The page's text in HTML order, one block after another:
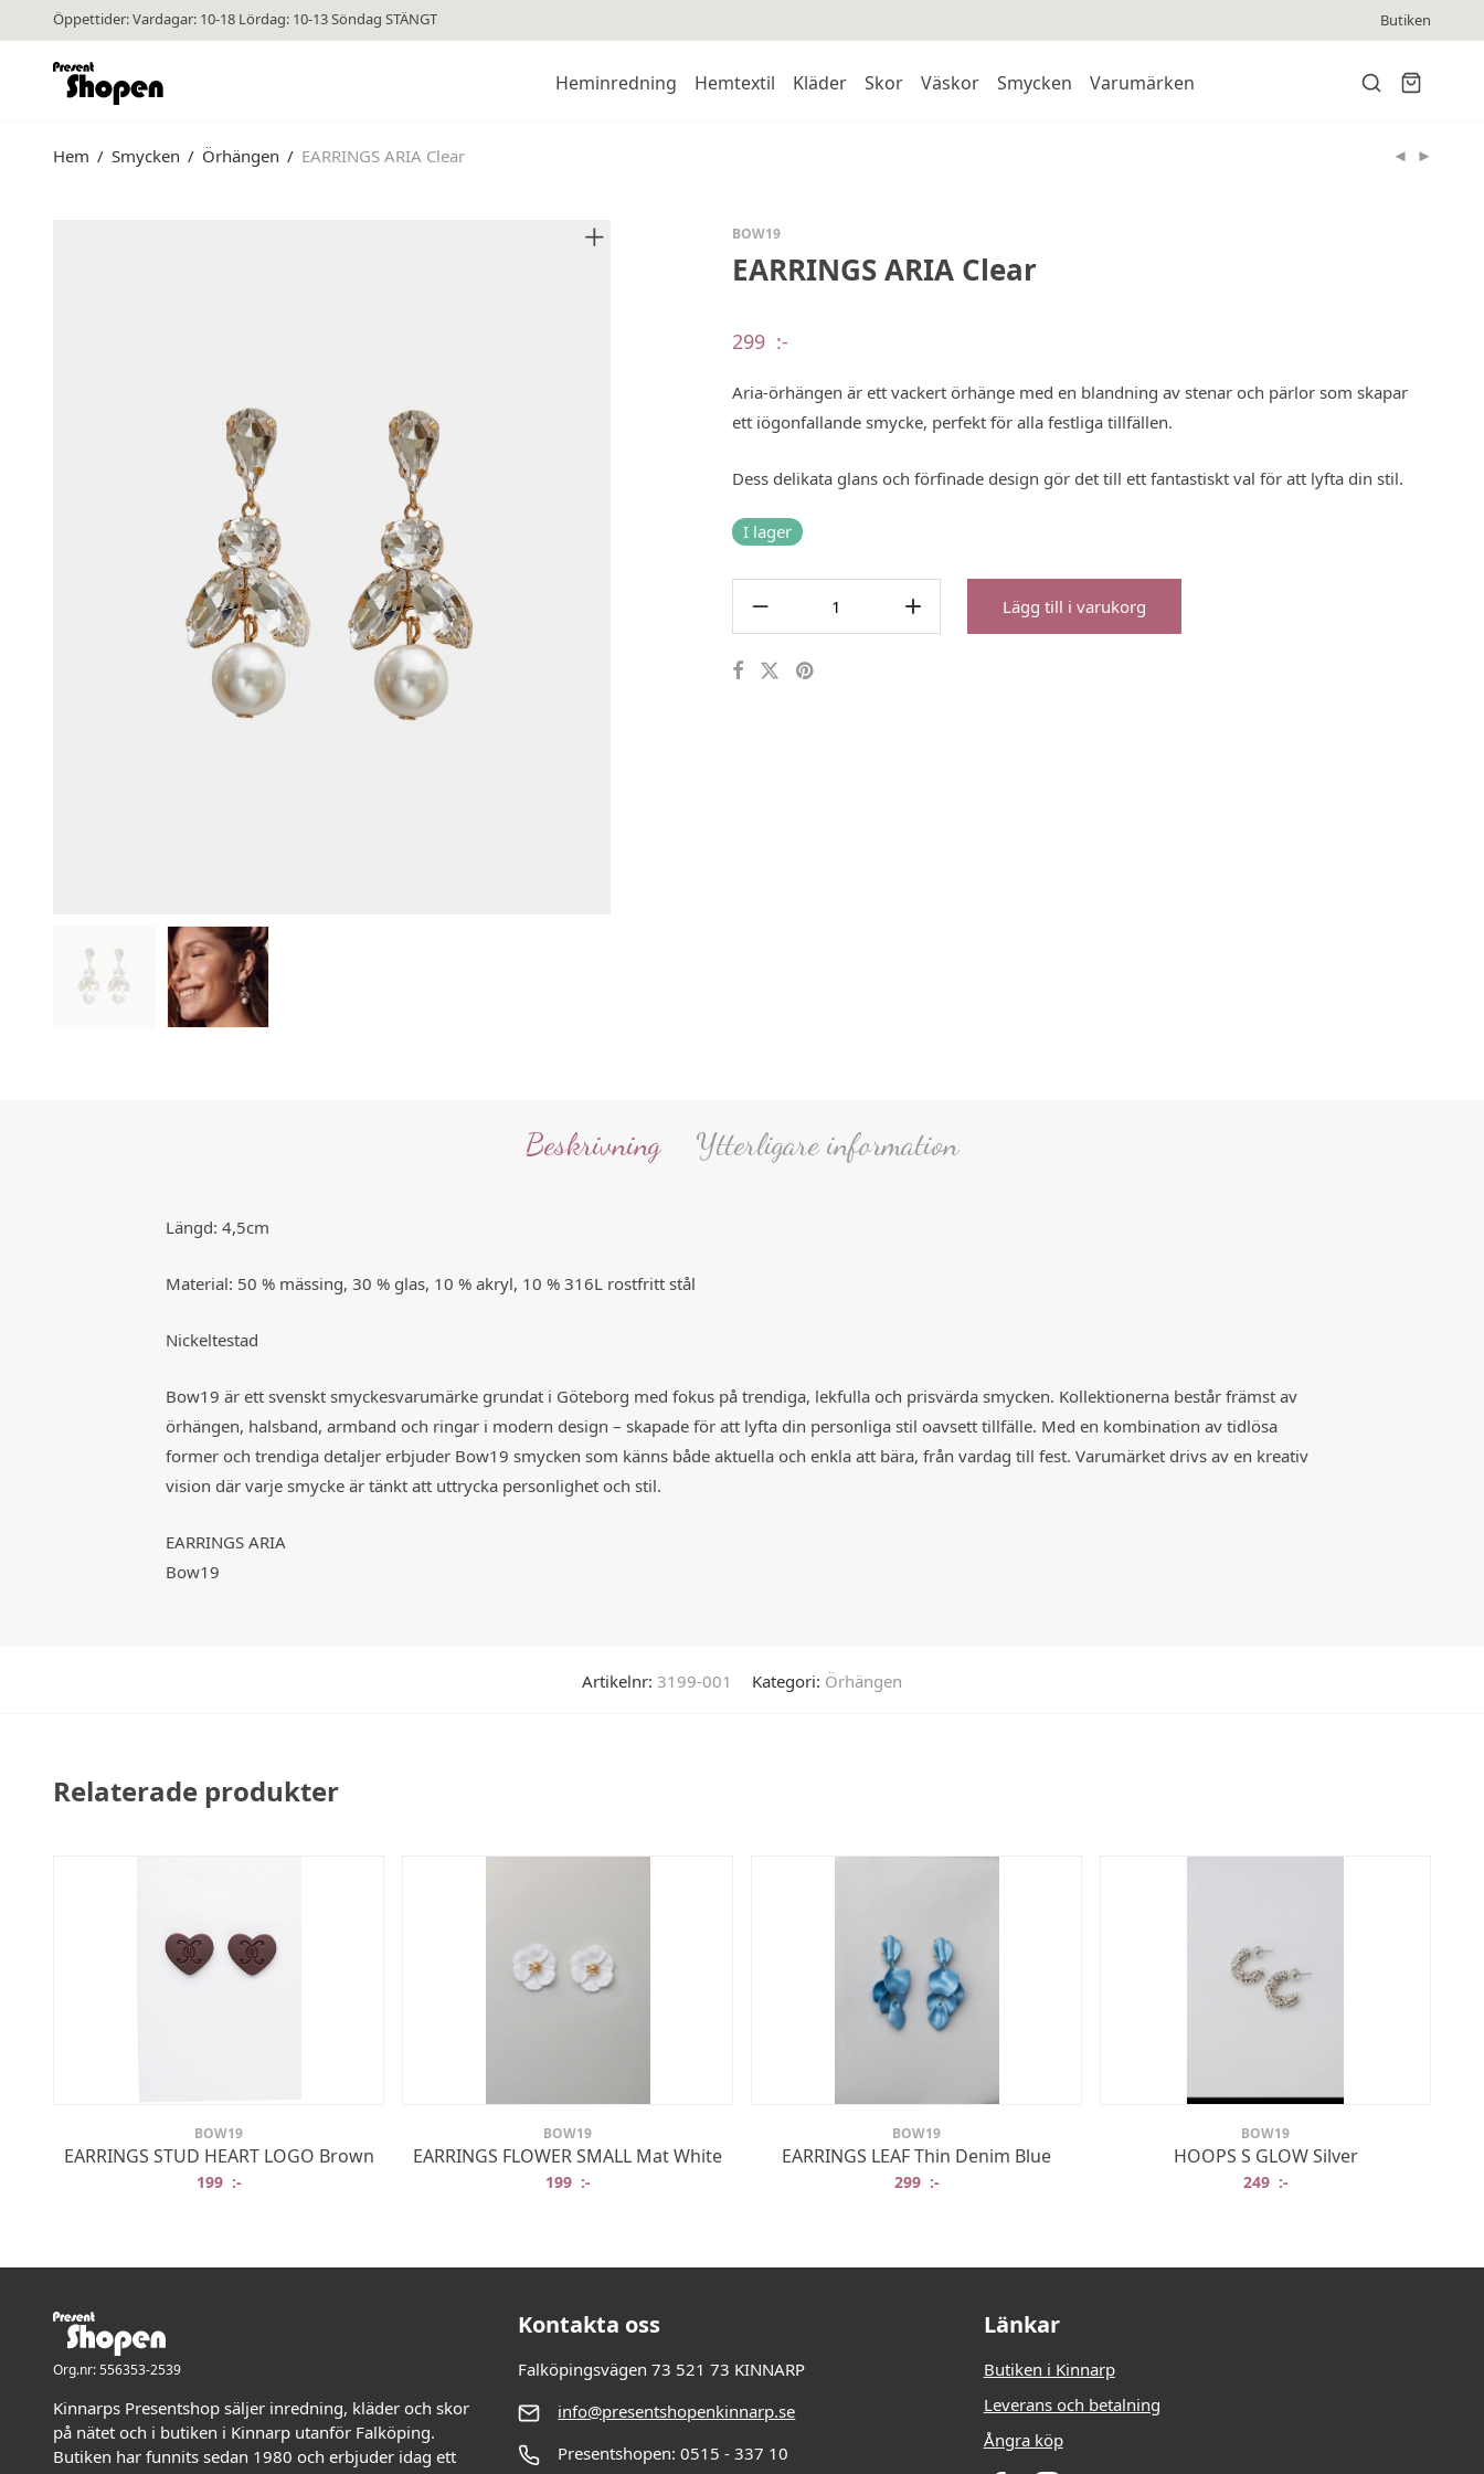
Öppettider: Vardagar: 10-18 Lördag: 10-13 Söndag STÄNGT Butiken
Heminredning Hemtextil Kläder Skor Väskor Smycken Varumärken
Hem / Smycken / Örhängen / EARRINGS ARIA Clear
BOW19
EARRINGS ARIA Clear
299 :-
Aria-örhängen är ett vackert örhänge med en blandning av stenar och pärlor som skapar
ett iögonfallande smycke, perfekt för alla festliga tillfällen.
Dess delikata glans och förfinade design gör det till ett fantastiskt val för att lyfta din stil.
I lager
Lägg till i varukorg
Beskrivning Ytterligare information
Längd: 4,5cm
Material: 50 % mässing, 30 % glas, 10 % akryl, 10 % 316L rostfritt stål
Nickeltestad
Bow19 är ett svenskt smyckesvarumärke grundat i Göteborg med fokus på trendiga, lekfulla och prisvärda smycken. Kollektionerna består främst av
örhängen, halsband, armband och ringar i modern design – skapade för att lyfta din personliga stil oavsett tillfälle. Med en kombination av tidlösa
former och trendiga detaljer erbjuder Bow19 smycken som känns både aktuella och enkla att bära, från vardag till fest. Varumärket drivs av en kreativ
vision där varje smycke är tänkt att uttrycka personlighet och stil.
EARRINGS ARIA
Bow19
Artikelnr: 3199-001 Kategori: Örhängen
Relaterade produkter
BOW19
EARRINGS STUD HEART LOGO Brown
199 :-
BOW19
EARRINGS FLOWER SMALL Mat White
199 :-
BOW19
EARRINGS LEAF Thin Denim Blue
299 :-
BOW19
HOOPS S GLOW Silver
249 :-
Org.nr: 556353-2539
Kinnarps Presentshop säljer inredning, kläder och skor
på nätet och i butiken i Kinnarp utanför Falköping.
Butiken har funnits sedan 1980 och erbjuder idag ett
Kontakta oss
Falköpingsvägen 73 521 73 KINNARP
info@presentshopenkinnarp.se
Presentshopen: 0515 - 337 10
Länkar
Butiken i Kinnarp
Leverans och betalning
Ångra köp